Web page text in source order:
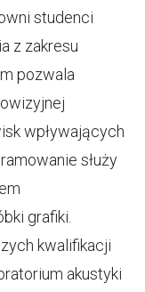
studenci
z zakresu
pozwala
wpływających
służy
grafiki.
kwalifikacji
akustyki